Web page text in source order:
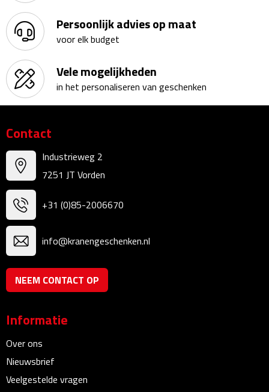
Kalenders
Beurs & Evenementen
Banners
Barmatten
Naambadges & naamkaarthouders
Stickers
Visitekaartjes
Vlaggen
Bureau Toebehoren
Bureauklokken
Bureau organizers
Persoonlijk advies op maat
voor elk budget
Vele mogelijkheden
in het personaliseren van geschenken
Contact
Industrieweg 2
7251 JT Vorden
+31 (0)85-2006670
info@kranengeschenken.nl
NEEM CONTACT OP
Informatie
Over ons
Nieuwsbrief
Veelgestelde vragen